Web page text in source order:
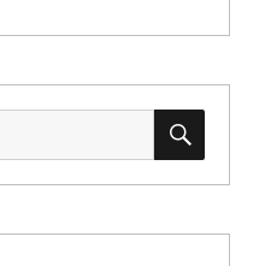
検